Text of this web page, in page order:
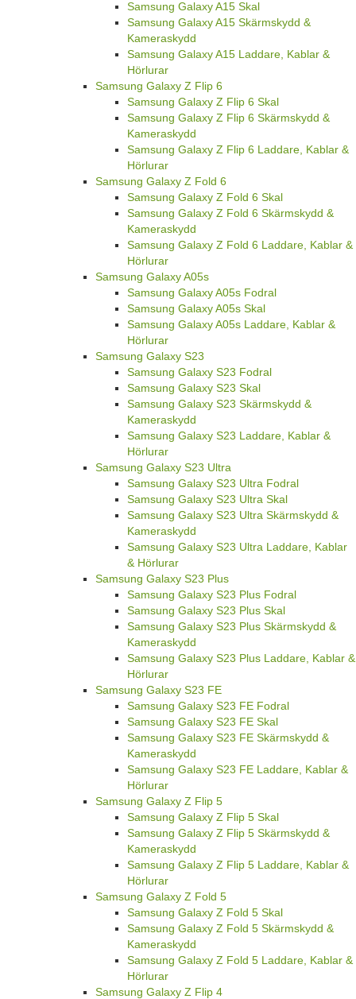
Samsung Galaxy A15 Skal
Samsung Galaxy A15 Skärmskydd &
Kameraskydd
Samsung Galaxy A15 Laddare, Kablar &
Hörlurar
Samsung Galaxy Z Flip 6
Samsung Galaxy Z Flip 6 Skal
Samsung Galaxy Z Flip 6 Skärmskydd &
Kameraskydd
Samsung Galaxy Z Flip 6 Laddare, Kablar &
Hörlurar
Samsung Galaxy Z Fold 6
Samsung Galaxy Z Fold 6 Skal
Samsung Galaxy Z Fold 6 Skärmskydd &
Kameraskydd
Samsung Galaxy Z Fold 6 Laddare, Kablar &
Hörlurar
Samsung Galaxy A05s
Samsung Galaxy A05s Fodral
Samsung Galaxy A05s Skal
Samsung Galaxy A05s Laddare, Kablar &
Hörlurar
Samsung Galaxy S23
Samsung Galaxy S23 Fodral
Samsung Galaxy S23 Skal
Samsung Galaxy S23 Skärmskydd &
Kameraskydd
Samsung Galaxy S23 Laddare, Kablar &
Hörlurar
Samsung Galaxy S23 Ultra
Samsung Galaxy S23 Ultra Fodral
Samsung Galaxy S23 Ultra Skal
Samsung Galaxy S23 Ultra Skärmskydd &
Kameraskydd
Samsung Galaxy S23 Ultra Laddare, Kablar
& Hörlurar
Samsung Galaxy S23 Plus
Samsung Galaxy S23 Plus Fodral
Samsung Galaxy S23 Plus Skal
Samsung Galaxy S23 Plus Skärmskydd &
Kameraskydd
Samsung Galaxy S23 Plus Laddare, Kablar &
Hörlurar
Samsung Galaxy S23 FE
Samsung Galaxy S23 FE Fodral
Samsung Galaxy S23 FE Skal
Samsung Galaxy S23 FE Skärmskydd &
Kameraskydd
Samsung Galaxy S23 FE Laddare, Kablar &
Hörlurar
Samsung Galaxy Z Flip 5
Samsung Galaxy Z Flip 5 Skal
Samsung Galaxy Z Flip 5 Skärmskydd &
Kameraskydd
Samsung Galaxy Z Flip 5 Laddare, Kablar &
Hörlurar
Samsung Galaxy Z Fold 5
Samsung Galaxy Z Fold 5 Skal
Samsung Galaxy Z Fold 5 Skärmskydd &
Kameraskydd
Samsung Galaxy Z Fold 5 Laddare, Kablar &
Hörlurar
Samsung Galaxy Z Flip 4